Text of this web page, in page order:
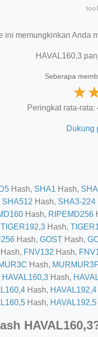
ini memungkinkan Anda
HAVAL160,3
Seberapa
★
Peringkat rata-
Dukung
Hash, SHA1 Hash,
SHA512 Hash, SHA3-224
Hash, RIPEMD256
TIGER192,3 Hash,
Hash, GOST Hash,
Hash, FNV132 Hash,
Hash,
HAVAL160,3 Hash,
Hash, HAVAL192,4
Hash, HAVAL192,5